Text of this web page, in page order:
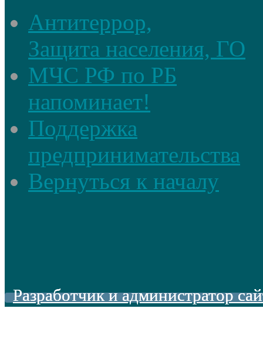
Антитеррор,
Защита населения, ГО
МЧС РФ по РБ
напоминает!
Поддержка
предпринимательства
Вернуться к началу
Разработчик и администратор